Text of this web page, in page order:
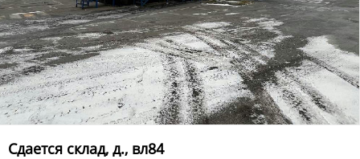
Сдается склад, д., вл84